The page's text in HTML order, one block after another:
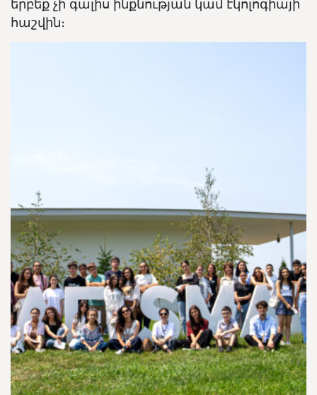
երբեք չի գալիս ինքնության կամ էկոլոգիայի
հաշվին։